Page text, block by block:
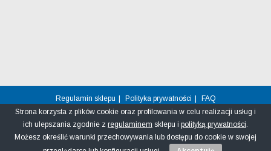
Regulamin sklepu Polityka prywatności FAQ
Strona korzysta z plików cookie oraz profilowania w celu realizacji usług i
ich ulepszania zgodnie z regulaminem sklepu i polityką prywatności.
Możesz określić warunki przechowywania lub dostępu do cookie w swojej